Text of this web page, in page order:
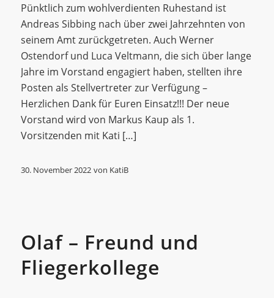
Pünktlich zum wohlverdienten Ruhestand ist
Andreas Sibbing nach über zwei Jahrzehnten von
seinem Amt zurückgetreten. Auch Werner
Ostendorf und Luca Veltmann, die sich über lange
Jahre im Vorstand engagiert haben, stellten ihre
Posten als Stellvertreter zur Verfügung –
Herzlichen Dank für Euren Einsatz!!! Der neue
Vorstand wird von Markus Kaup als 1.
Vorsitzenden mit Kati […]
30. November 2022 von KatiB
Olaf – Freund und
Fliegerkollege